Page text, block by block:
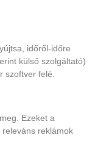
időről-időre
külső szolgáltató)
szoftver felé.
Ezeket a
reklámok